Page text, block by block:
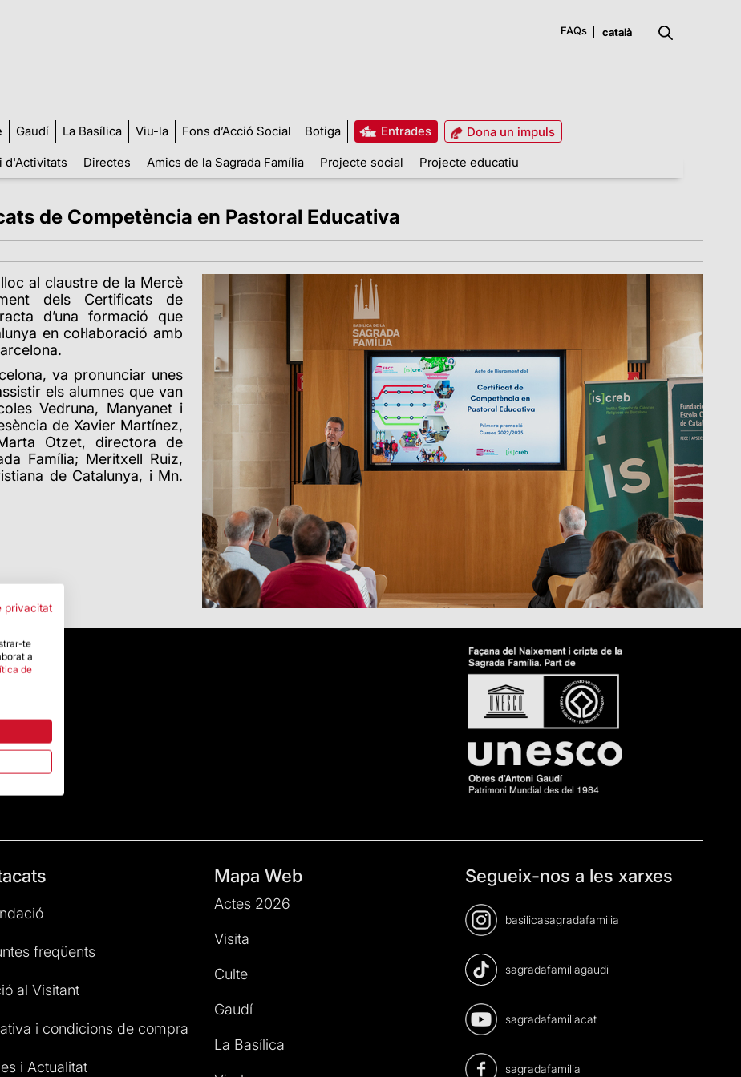
FAQs
Gaudí La Basílica Viu-la Fons d’Acció Social Botiga Entrades
Dona un impuls
d'Activitats Directes Amics de la Sagrada Família Projecte social Projecte educatiu
de Competència en Pastoral Educativa
al claustre de la Mercè
dels Certificats de
d’una formació que
en col·laboració amb
va pronunciar unes
els alumnes que van
Vedruna, Manyanet i
de Xavier Martínez,
Otzet, directora de
Família; Meritxell Ruiz,
de Catalunya, i Mn.
freqüents
al Visitant
i condicions de compra
i Actualitat
Mapa Web
Actes 2026
Visita
Culte
Gaudí
La Basílica
Segueix-nos a les xarxes
basilicasagradafamilia
sagradafamiliagaudi
sagradafamiliacat
sagradafamilia
privacitat
te
a
de